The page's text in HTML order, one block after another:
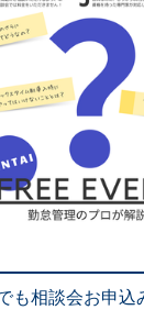
も相談会お申込